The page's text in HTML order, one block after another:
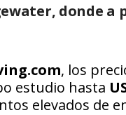
donde a
, los
estudio hasta
elevados de